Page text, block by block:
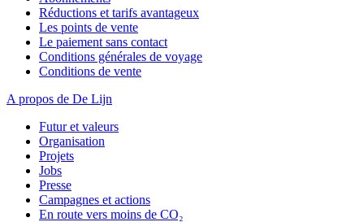
Réductions et tarifs avantageux
Les points de vente
Le paiement sans contact
Conditions générales de voyage
Conditions de vente
A propos de De Lijn
Futur et valeurs
Organisation
Projets
Jobs
Presse
Campagnes et actions
En route vers moins de CO₂